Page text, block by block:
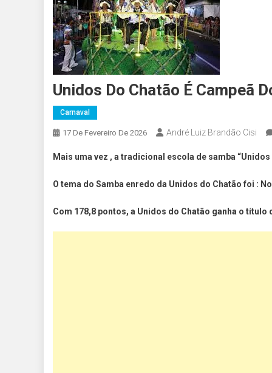
Unidos Do Chatão É Campeã
Carnaval
17 De Fevereiro De 2026 André Luiz Brandão Cisi
Mais uma vez , a tradicional escola de samba “Unidos
O tema do Samba enredo da Unidos do Chatão foi :
Com 178,8 pontos, a Unidos do Chatão ganha o título